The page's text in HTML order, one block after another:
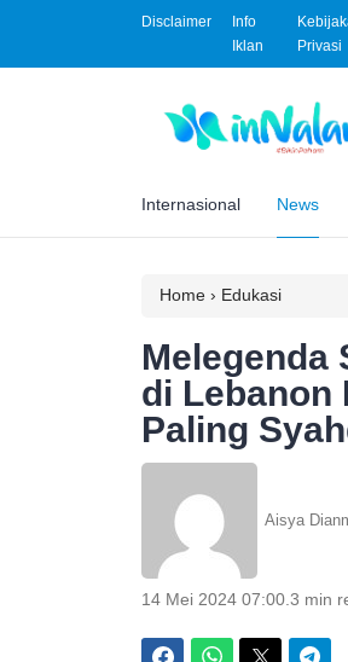
Disclaimer
Info
Iklan
Privasi
Internasional News
Home › Edukasi
Melegenda
di Lebanon
Paling
Aisya
14 Mei 2024 07:00 3 min